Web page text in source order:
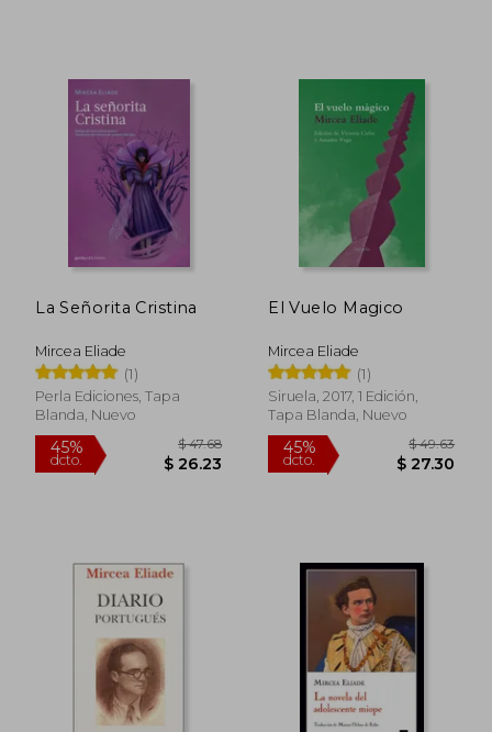
La Señorita Cristina
Mircea Eliade
(1)
Perla Ediciones, Tapa
Blanda, Nuevo
El Vuelo Magico
Mircea Eliade
(1)
Siruela, 2017, 1 Edición,
Tapa Blanda, Nuevo